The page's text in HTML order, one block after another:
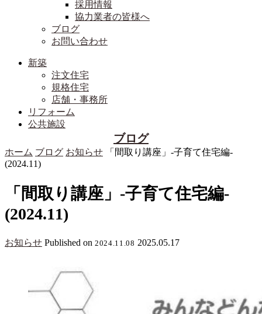
採用情報
協力業者の皆様へ
ブログ
お問い合わせ
新築
注文住宅
規格住宅
店舗・事務所
リフォーム
公共施設
ブログ
ホーム ブログ お知らせ
「間取り講座」-子育て住宅編-
(2024.11)
「間取り講座」-子育て住宅編-
(2024.11)
お知らせ Published on 2024.11.08 2025.05.17